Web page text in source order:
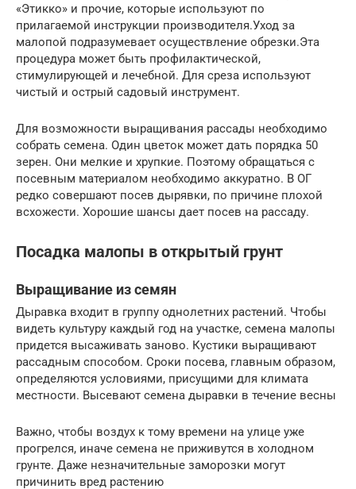
«Этикко» и прочие, которые используют по
прилагаемой инструкции производителя.Уход за
малопой подразумевает осуществление обрезки.Эта
процедура может быть профилактической,
стимулирующей и лечебной. Для среза используют
чистый и острый садовый инструмент.
Для возможности выращивания рассады необходимо
собрать семена. Один цветок может дать порядка 50
зерен. Они мелкие и хрупкие. Поэтому обращаться с
посевным материалом необходимо аккуратно. В ОГ
редко совершают посев дырявки, по причине плохой
всхожести. Хорошие шансы дает посев на рассаду.
Посадка малопы в открытый грунт
Выращивание из семян
Дыравка входит в группу однолетних растений. Чтобы
видеть культуру каждый год на участке, семена малопы
придется высаживать заново. Кустики выращивают
рассадным способом. Сроки посева, главным образом,
определяются условиями, присущими для климата
местности. Высевают семена дыравки в течение весны
Важно, чтобы воздух к тому времени на улице уже
прогрелся, иначе семена не приживутся в холодном
грунте. Даже незначительные заморозки могут
причинить вред растению